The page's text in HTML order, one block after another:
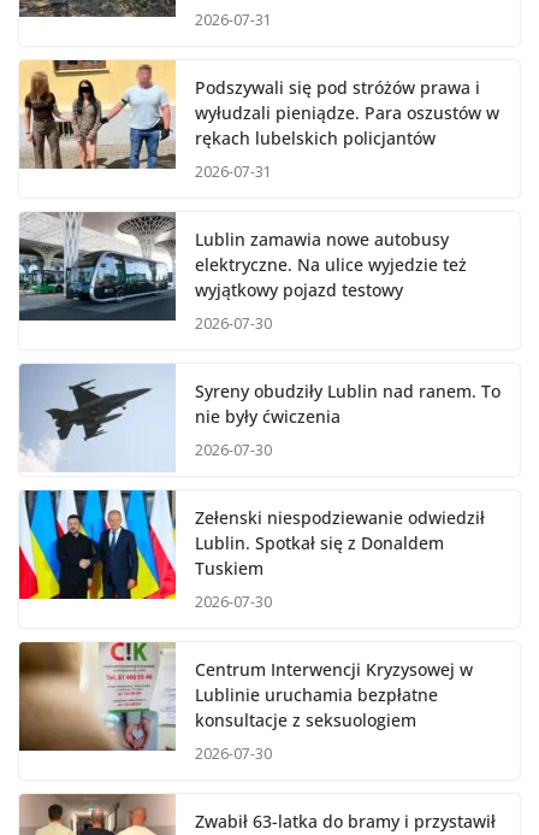
2026-07-31
Podszywali się pod stróżów prawa i
wyłudzali pieniądze. Para oszustów w
rękach lubelskich policjantów
2026-07-31
Lublin zamawia nowe autobusy
elektryczne. Na ulice wyjedzie też
wyjątkowy pojazd testowy
2026-07-30
Syreny obudziły Lublin nad ranem. To
nie były ćwiczenia
2026-07-30
Zełenski niespodziewanie odwiedził
Lublin. Spotkał się z Donaldem
Tuskiem
2026-07-30
Centrum Interwencji Kryzysowej w
Lublinie uruchamia bezpłatne
konsultacje z seksuologiem
2026-07-30
Zwabił 63-latka do bramy i przystawił